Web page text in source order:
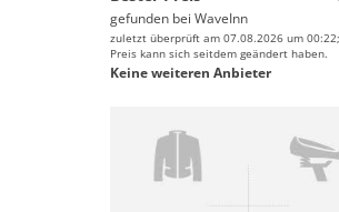
gefunden bei WaveInn
zuletzt überprüft am 07.08.2026 um
Preis kann sich seitdem geändert haben.
Keine weiteren Anbieter